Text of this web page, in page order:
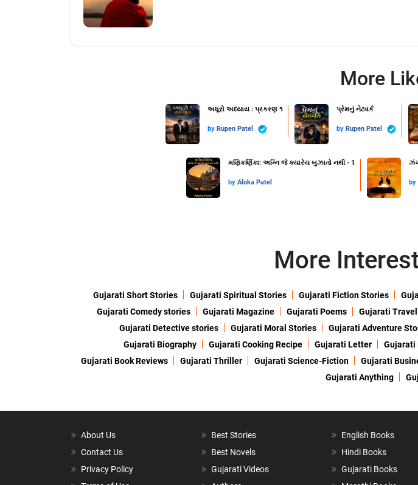
More
અધૂરો અધ્યાય : પ્રકરણ ૧
by Rupen Patel
પ્રેમનું નેટવર્ક
by Rupen Patel
મણિકર્ણિકા: અગ્નિ જે ક્યારેય બુઝાતો નથી - 1
by Aloka Patel by
More
Gujarati Short Stories Gujarati Spiritual Stories Gujarati Fiction Stories
Gujarati Comedy stories
Gujarati Magazine Gujarati Poems Gujarati
Gujarati Detective stories
Gujarati Moral Stories Gujarati Adventure
Gujarati Biography
Gujarati Cooking Recipe Gujarati Letter Gujarati
Gujarati Book Reviews
Gujarati Thriller Gujarati Science-Fiction Gujarati
Gujarati Anything
About Us
Contact Us
Privacy Policy
Best Stories
Best Novels
Gujarati Videos
English Books
Hindi Books
Gujarati Books